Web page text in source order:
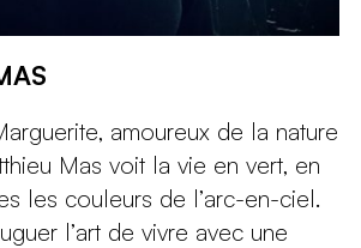
amoureux de la nature
Mas voit la vie en vert, en
les couleurs de l’arc-en-ciel.
l’art de vivre avec une